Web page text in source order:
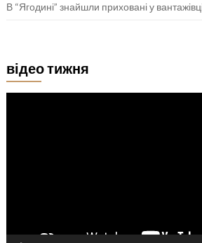
В “Ягодині” знайшли приховані у
відео тижня